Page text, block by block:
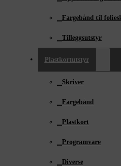
Fargebånd til
Tilleggsutstyr
Plastkortutstyr
Skriver
Fargebånd
Plastkort
Programvare
Diverse